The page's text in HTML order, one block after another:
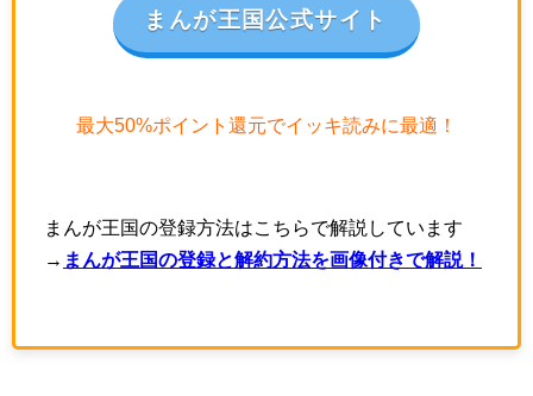
まんが王国公式サイト
最大50%ポイント還元でイッキ読みに最適！
まんが王国の登録方法はこちらで解説しています
→ まんが王国の登録と解約方法を画像付きで解説！